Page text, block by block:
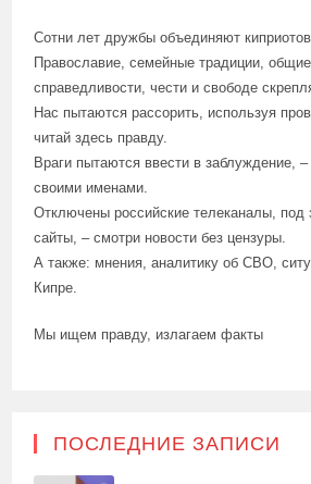
Сотни лет дружбы объединяют киприотов
Православие, семейные традиции,
справедливости, чести и свободе
Нас пытаются рассорить, используя
читай здесь правду.
Враги пытаются ввести в заблуждение,
своими именами.
Отключены российские телеканалы, под
сайты, – смотри новости без цензуры.
А также: мнения, аналитику об СВО,
Кипре.
Мы ищем правду, излагаем факты
ПОСЛЕДНИЕ ЗАПИСИ